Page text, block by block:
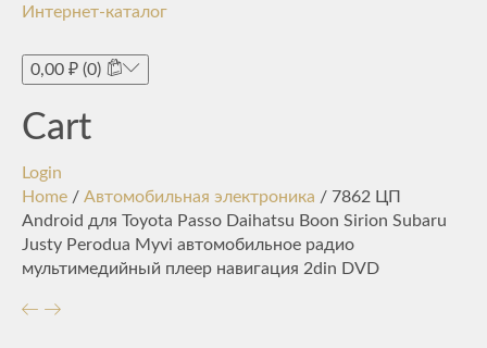
Интернет-каталог
0,00 ₽ (0)
Cart
Login
Home / Автомобильная электроника / 7862 ЦП
Android для Toyota Passo Daihatsu Boon Sirion Subaru
Justy Perodua Myvi автомобильное радио
мультимедийный плеер навигация 2din DVD